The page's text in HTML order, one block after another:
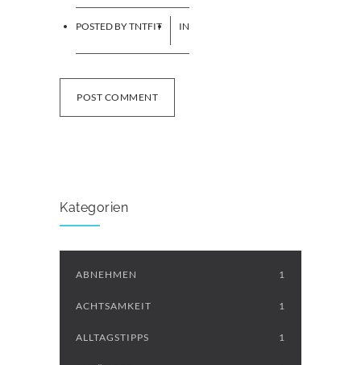
POST COMMENT
POSTED BYTNTFIT IN
Kategorien
ABNEHMEN 1
ACHTSAMKEIT 1
ALLTAGSTIPPS 1